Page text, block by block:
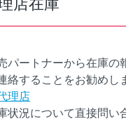
パートナーから在庫の
絡することをお勧めし
理店
状況について直接問い